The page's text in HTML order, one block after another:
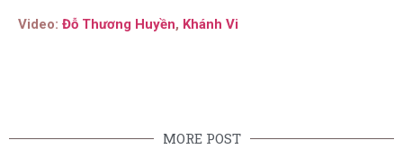
Video: Đỗ Thương Huyền, Khánh Vi
MORE POST